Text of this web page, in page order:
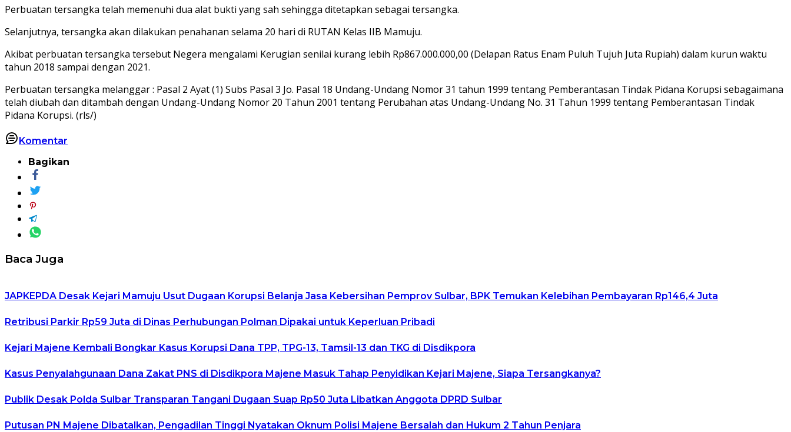
Perbuatan tersangka telah memenuhi dua alat bukti yang sah sehingga ditetapkan sebagai tersangka.
Selanjutnya, tersangka akan dilakukan penahanan selama 20 hari di RUTAN Kelas IIB Mamuju.
Akibat perbuatan tersangka tersebut Negera mengalami Kerugian senilai kurang lebih Rp867.000.000,00 (Delapan Ratus Enam Puluh Tujuh Juta Rupiah) dalam kurun waktu
tahun 2018 sampai dengan 2021.
Perbuatan tersangka melanggar : Pasal 2 Ayat (1) Subs Pasal 3 Jo. Pasal 18 Undang-Undang Nomor 31 tahun 1999 tentang Pemberantasan Tindak Pidana Korupsi sebagaimana
telah diubah dan ditambah dengan Undang-Undang Nomor 20 Tahun 2001 tentang Perubahan atas Undang-Undang No. 31 Tahun 1999 tentang Pemberantasan Tindak
Pidana Korupsi. (rls/)
Komentar
Bagikan
Baca Juga
JAPKEPDA Desak Kejari Mamuju Usut Dugaan Korupsi Belanja Jasa Kebersihan Pemprov Sulbar, BPK Temukan Kelebihan Pembayaran Rp146,4 Juta
Retribusi Parkir Rp59 Juta di Dinas Perhubungan Polman Dipakai untuk Keperluan Pribadi
Kejari Majene Kembali Bongkar Kasus Korupsi Dana TPP, TPG-13, Tamsil-13 dan TKG di Disdikpora
Kasus Penyalahgunaan Dana Zakat PNS di Disdikpora Majene Masuk Tahap Penyidikan Kejari Majene, Siapa Tersangkanya?
Publik Desak Polda Sulbar Transparan Tangani Dugaan Suap Rp50 Juta Libatkan Anggota DPRD Sulbar
Putusan PN Majene Dibatalkan, Pengadilan Tinggi Nyatakan Oknum Polisi Majene Bersalah dan Hukum 2 Tahun Penjara